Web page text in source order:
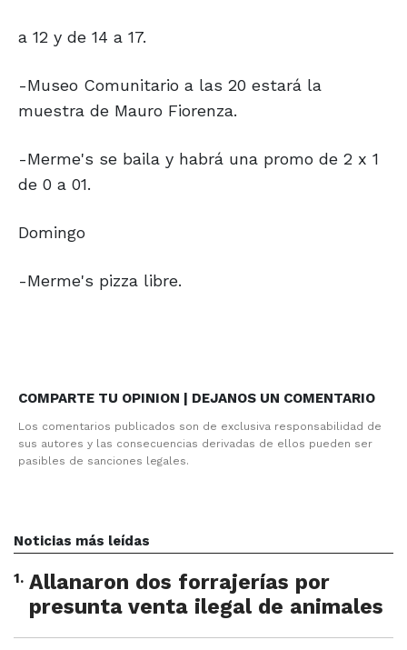
a 12 y de 14 a 17.
-Museo Comunitario a las 20 estará la
muestra de Mauro Fiorenza.
-Merme's se baila y habrá una promo de 2 x 1
de 0 a 01.
Domingo
-Merme's pizza libre.
COMPARTE TU OPINION | DEJANOS UN COMENTARIO
Los comentarios publicados son de exclusiva responsabilidad de
sus autores y las consecuencias derivadas de ellos pueden ser
pasibles de sanciones legales.
Noticias más leídas
1. Allanaron dos forrajerías por
presunta venta ilegal de animales